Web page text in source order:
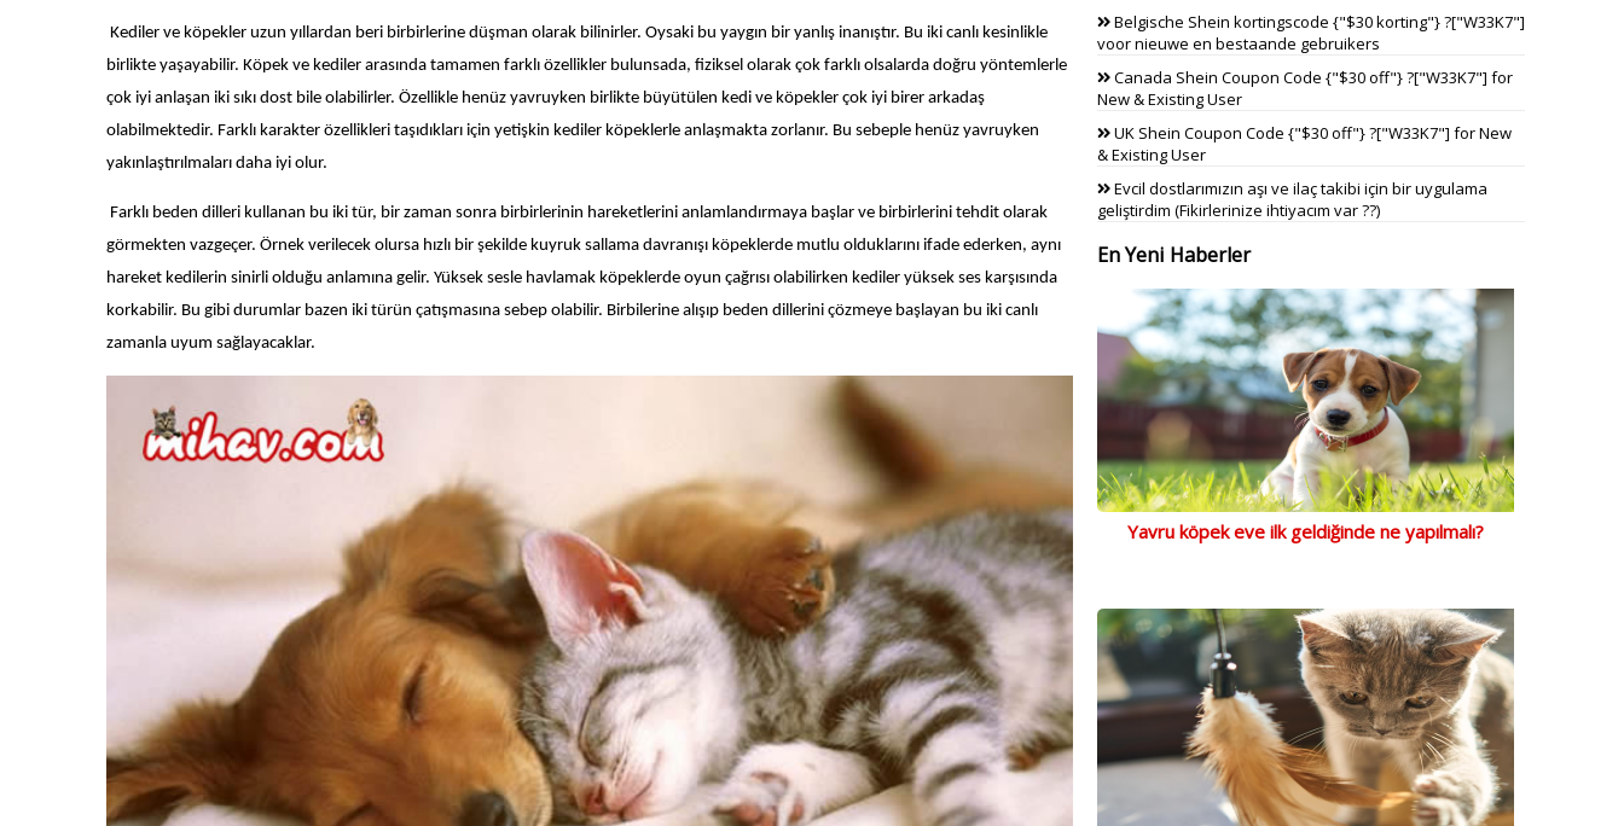
Kediler ve köpekler uzun yıllardan beri birbirlerine düşman olarak bilinirler. Oysaki bu yaygın bir yanlış inanıştır. Bu iki canlı kesinlikle
birlikte yaşayabilir. Köpek ve kediler arasında tamamen farklı özellikler bulunsada, fiziksel olarak çok farklı olsalarda doğru yöntemlerle
çok iyi anlaşan iki sıkı dost bile olabilirler. Özellikle henüz yavruyken birlikte büyütülen kedi ve köpekler çok iyi birer arkadaş
olabilmektedir. Farklı karakter özellikleri taşıdıkları için yetişkin kediler köpeklerle anlaşmakta zorlanır. Bu sebeple henüz yavruyken
yakınlaştırılmaları daha iyi olur.
Farklı beden dilleri kullanan bu iki tür, bir zaman sonra birbirlerinin hareketlerini anlamlandırmaya başlar ve birbirlerini tehdit olarak
görmekten vazgeçer. Örnek verilecek olursa hızlı bir şekilde kuyruk sallama davranışı köpeklerde mutlu olduklarını ifade ederken, aynı
hareket kedilerin sinirli olduğu anlamına gelir. Yüksek sesle havlamak köpeklerde oyun çağrısı olabilirken kediler yüksek ses karşısında
korkabilir. Bu gibi durumlar bazen iki türün çatışmasına sebep olabilir. Birbilerine alışıp beden dillerini çözmeye başlayan bu iki canlı
zamanla uyum sağlayacaklar.
Belgische Shein kortingscode {"$30 korting"} ?["W33K7"]
voor nieuwe en bestaande gebruikers
Canada Shein Coupon Code {"$30 off"} ?["W33K7"] for
New & Existing User
UK Shein Coupon Code {"$30 off"} ?["W33K7"] for New
& Existing User
Evcil dostlarımızın aşı ve ilaç takibi için bir uygulama
geliştirdim (Fikirlerinize ihtiyacım var ??)
En Yeni Haberler
Yavru köpek eve ilk geldiğinde ne yapılmalı?